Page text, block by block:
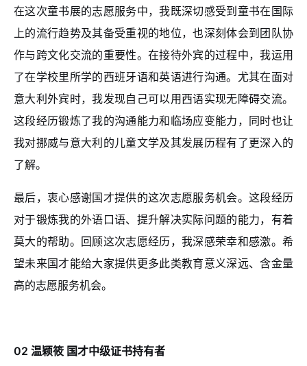
在这次童书展的志愿服务中，我既深切感受到童书在国际
上的流行趋势及其备受重视的地位，也深刻体会到团队协
作与跨文化交流的重要性。在接待外宾的过程中，我运用
了在学校里所学的西班牙语和英语进行沟通。尤其在面对
意大利外宾时，我发现自己可以用西语实现无障碍交流。
这段经历锻炼了我的沟通能力和临场应变能力，同时也让
我对挪威与意大利的儿童文学及其发展历程有了更深入的
了解。
最后，衷心感谢国才提供的这次志愿服务机会。这段经历
对于锻炼我的外语口语、提升解决实际问题的能力，有着
莫大的帮助。回顾这次志愿经历，我深感荣幸和感激。希
望未来国才能给大家提供更多此类教育意义深远、含金量
高的志愿服务机会。
02 温颖筱 国才中级证书持有者